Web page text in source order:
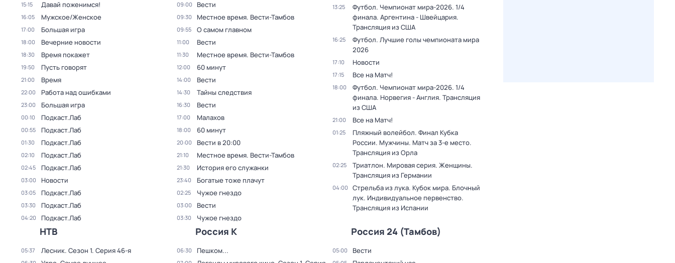
15:15 Давай поженимся!
16:05 Мужское/Женское
17:00 Большая игра
18:00 Вечерние новости
18:30 Время покажет
19:50 Пусть говорят
21:00 Время
22:00 Работа над ошибками
23:00 Большая игра
00:10 Подкаст.Лаб
00:55 Подкаст.Лаб
01:30 Подкаст.Лаб
02:10 Подкаст.Лаб
02:45 Подкаст.Лаб
03:00 Новости
03:05 Подкаст.Лаб
03:30 Подкаст.Лаб
04:20 Подкаст.Лаб
09:00 Вести
09:30 Местное время. Вести-Тамбов
09:55 О самом главном
11:00 Вести
11:30 Местное время. Вести-Тамбов
12:00 60 минут
14:00 Вести
14:30 Тайны следствия
16:30 Вести
17:00 Малахов
18:00 60 минут
20:00 Вести в 20:00
21:10 Местное время. Вести-Тамбов
21:30 История его служанки
23:40 Богатые тоже плачут
02:25 Чужое гнездо
03:00 Вести
03:30 Чужое гнездо
13:25
Футбол. Чемпионат мира-2026. 1/4
финала. Аргентина - Швейцария.
Трансляция из США
16:25
Футбол. Лучшие голы чемпионата мира
2026
17:10 Новости
17:15 Все на Матч!
18:00
Футбол. Чемпионат мира-2026. 1/4
финала. Норвегия - Англия. Трансляция
из США
21:00 Все на Матч!
01:25
Пляжный волейбол. Финал Кубка
России. Мужчины. Матч за 3-е место.
Трансляция из Орла
02:25
Триатлон. Мировая серия. Женщины.
Трансляция из Германии
04:00
Стрельба из лука. Кубок мира. Блочный
лук. Индивидуальное первенство.
Трансляция из Испании
НТВ
05:37 Лесник. Сезон 1. Серия 46-я
Россия К
06:30 Пешком...
Россия 24 (Тамбов)
05:00 Вести